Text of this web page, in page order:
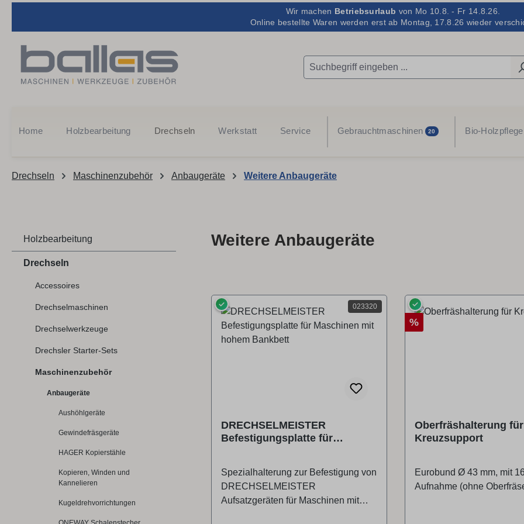
Wir machen Betriebsurlaub von Mo 10.8. - Fr 14.8.26.
Online bestellte Waren werden erst ab Montag, 17.8.26 wieder
Home Holzbearbeitung Drechseln Werkstatt Service Gebrauchtmaschinen 20 Bio-Holzpflege
Drechseln Maschinenzubehör Anbaugeräte Weitere Anbaugeräte
Holzbearbeitung
Drechseln
Accessoires
Drechselmaschinen
Drechselwerkzeuge
Drechsler Starter-Sets
Maschinenzubehör
Anbaugeräte
Aushöhlgeräte
Gewindefräsgeräte
HAGER Kopierstähle
Kopieren, Winden und
Kannelieren
Kugeldrehvorrichtungen
Weitere Anbaugeräte
023320
✓
DRECHSELMEISTER
Befestigungsplatte für
Spezialhalterung zur Befestigung von
DRECHSELMEISTER
Aufsatzgeräten für Maschinen mit
Rabatt
%
✓
Oberfräshalterung für
Kreuzsupport
Eurobund Ø 43 mm, mit
Aufnahme (ohne